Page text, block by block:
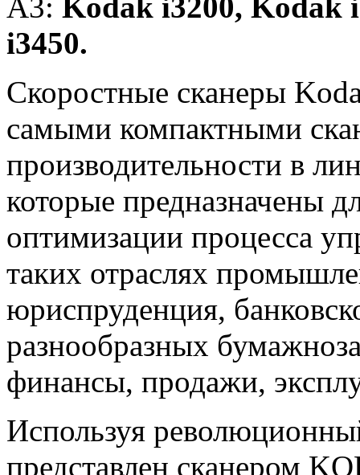
i3450.
Скоростные сканеры
самыми компактными
производительности в
которые предназначены
оптимизации процесса
таких отраслях
юриспруденция,
разнообразных
финансы, продажи,
Используя
представлен сканером